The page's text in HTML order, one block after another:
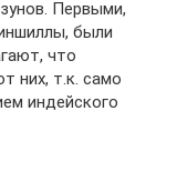
Первыми,
были
что
них, т.к. само
индейского